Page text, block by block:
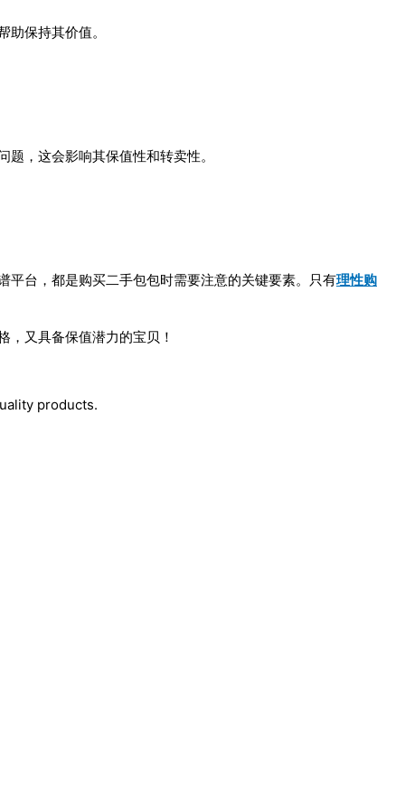
助保持其价值。
，这会影响其保值性和转卖性。
平台，都是购买二手包包时需要注意的关键要素。只有理性购
又具备保值潜力的宝贝！
products.